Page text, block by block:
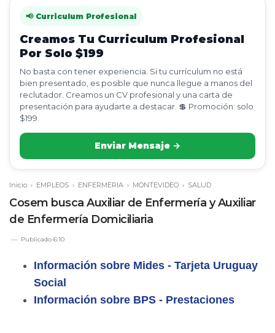
📢 Curriculum Profesional
Creamos Tu Curriculum Profesional
Por Solo $199
No basta con tener experiencia. Si tu currículum no está
bien presentado, es posible que nunca llegue a manos del
reclutador. Creamos un CV profesional y una carta de
presentación para ayudarte a destacar. 💲 Promoción: solo
$199.
Enviar Mensaje →
Inicio › EMPLEOS › ENFERMERIA › MONTEVIDEO › SALUD
Cosem busca Auxiliar de Enfermería y Auxiliar
de Enfermería Domiciliaria
Publicado 6:10
Información sobre Mides - Tarjeta Uruguay
Social
Información sobre BPS - Prestaciones